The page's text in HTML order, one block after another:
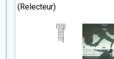
(Relecteur)